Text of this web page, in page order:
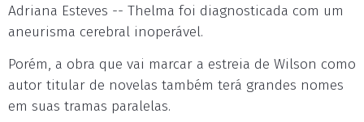
Adriana Esteves -- Thelma foi diagnosticada com um
aneurisma cerebral inoperável.
Porém, a obra que vai marcar a estreia de Wilson como
autor titular de novelas também terá grandes nomes
em suas tramas paralelas.